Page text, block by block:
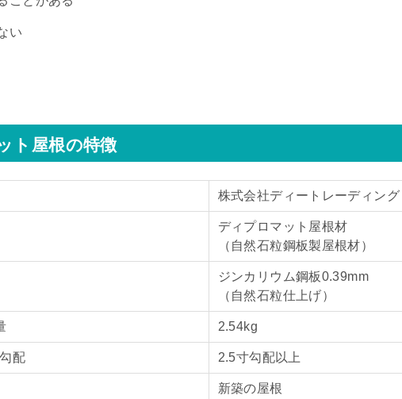
い
ト屋根の特徴
株式会社ディートレーディング
ディプロマット屋根材
（自然石粒鋼板製屋根材）
ジンカリウム鋼板0.39mm
（自然石粒仕上げ）
2.54kg
配 2.5寸勾配以上
新築の屋根